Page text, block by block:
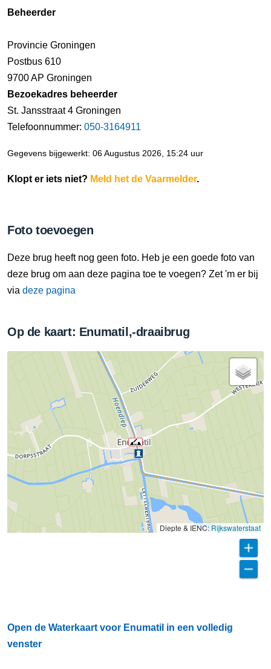
Beheerder
Provincie Groningen
Postbus 610
9700 AP Groningen
Bezoekadres beheerder
St. Jansstraat 4 Groningen
Telefoonnummer: 050-3164911
Gegevens bijgewerkt: 06 Augustus 2026, 15:24 uur
Klopt er iets niet? Meld het de Vaarmelder.
Foto toevoegen
Deze brug heeft nog geen foto. Heb je een goede foto van
deze brug om aan deze pagina toe te voegen? Zet 'm er bij
via deze pagina
Op de kaart: Enumatil,-draaibrug
Diepte & IENC: Rijkswaterstaat
Open de Waterkaart voor Enumatil in een volledig
venster